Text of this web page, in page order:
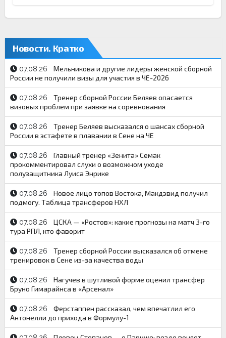
Новости. Кратко
07.08.26
Мельникова и другие лидеры женской сборной
России не получили визы для участия в ЧЕ-2026
07.08.26
Тренер сборной России Беляев опасается
визовых проблем при заявке на соревнования
07.08.26
Тренер Беляев высказался о шансах сборной
России в эстафете в плавании в Сене на ЧЕ
07.08.26
Главный тренер «Зенита» Семак
прокомментировал слухи о возможном уходе
полузащитника Луиса Энрике
07.08.26
Новое лицо топов Востока, Макдэвид получил
подмогу. Таблица трансферов НХЛ
07.08.26
ЦСКА — «Ростов»: какие прогнозы на матч 3-го
тура РПЛ, кто фаворит
07.08.26
Тренер сборной России высказался об отмене
тренировок в Сене из-за качества воды
07.08.26
Нагучев в шутливой форме оценил трансфер
Бруно Гимарайнса в «Арсенал»
07.08.26
Ферстаппен рассказал, чем впечатлил его
Антонелли до прихода в Формулу-1